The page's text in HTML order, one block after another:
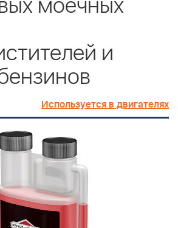
и
Используется в двигателях